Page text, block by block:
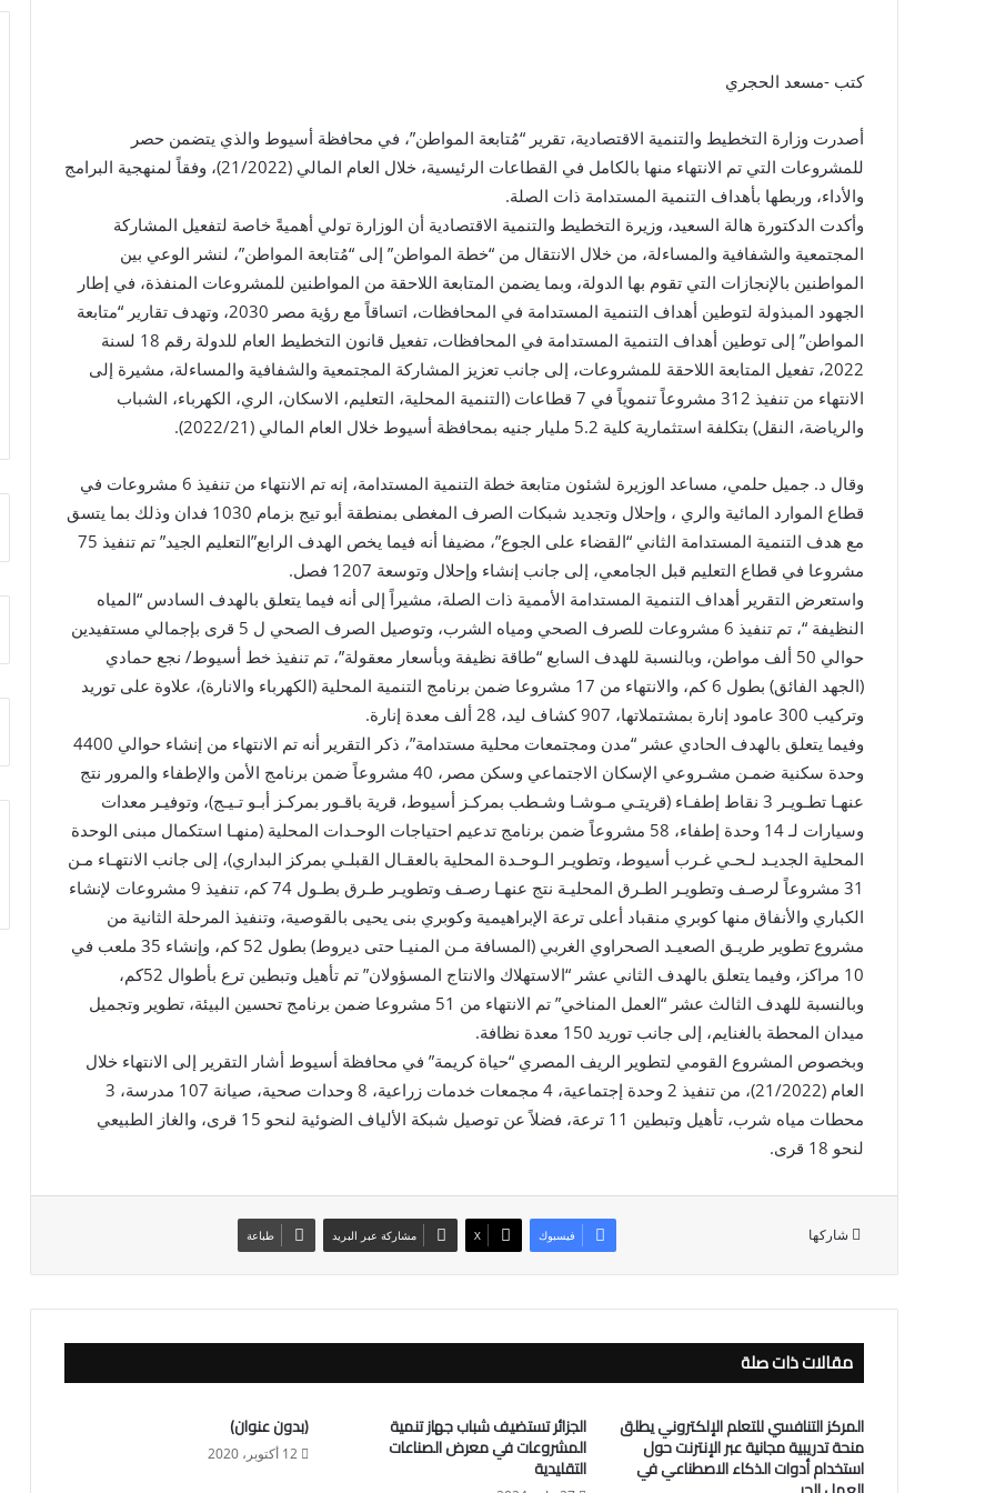
كتب -مسعد الحجري
أصدرت وزارة التخطيط والتنمية الاقتصادية، تقرير “مُتابعة المواطن”، في محافظة أسيوط والذي يتضمن حصر
للمشروعات التي تم الانتهاء منها بالكامل في القطاعات الرئيسية، خلال العام المالي (21/2022)، وفقاً لمنهجية البرامج
والأداء، وربطها بأهداف التنمية المستدامة ذات الصلة.
وأكدت الدكتورة هالة السعيد، وزيرة التخطيط والتنمية الاقتصادية أن الوزارة تولي أهميةً خاصة لتفعيل المشاركة
المجتمعية والشفافية والمساءلة، من خلال الانتقال من “خطة المواطن” إلى “مُتابعة المواطن”، لنشر الوعي بين
المواطنين بالإنجازات التي تقوم بها الدولة، وبما يضمن المتابعة اللاحقة من المواطنين للمشروعات المنفذة، في إطار
الجهود المبذولة لتوطين أهداف التنمية المستدامة في المحافظات، اتساقاً مع رؤية مصر 2030، وتهدف تقارير “متابعة
المواطن” إلى توطين أهداف التنمية المستدامة في المحافظات، تفعيل قانون التخطيط العام للدولة رقم 18 لسنة
2022، تفعيل المتابعة اللاحقة للمشروعات، إلى جانب تعزيز المشاركة المجتمعية والشفافية والمساءلة، مشيرة إلى
الانتهاء من تنفيذ 312 مشروعاً تنموياً في 7 قطاعات (التنمية المحلية، التعليم، الاسكان، الري، الكهرباء، الشباب
والرياضة، النقل) بتكلفة استثمارية كلية 5.2 مليار جنيه بمحافظة أسيوط خلال العام المالي (2022/21).
وقال د. جميل حلمي، مساعد الوزيرة لشئون متابعة خطة التنمية المستدامة، إنه تم الانتهاء من تنفيذ 6 مشروعات في
قطاع الموارد المائية والري ، وإحلال وتجديد شبكات الصرف المغطى بمنطقة أبو تيج بزمام 1030 فدان وذلك بما يتسق
مع هدف التنمية المستدامة الثاني “القضاء على الجوع”، مضيفا أنه فيما يخص الهدف الرابع”التعليم الجيد” تم تنفيذ 75
مشروعا في قطاع التعليم قبل الجامعي، إلى جانب إنشاء وإحلال وتوسعة 1207 فصل.
واستعرض التقرير أهداف التنمية المستدامة الأممية ذات الصلة، مشيراً إلى أنه فيما يتعلق بالهدف السادس “المياه
النظيفة “، تم تنفيذ 6 مشروعات للصرف الصحي ومياه الشرب، وتوصيل الصرف الصحي ل 5 قرى بإجمالي مستفيدين
حوالي 50 ألف مواطن، وبالنسبة للهدف السابع “طاقة نظيفة وبأسعار معقولة”، تم تنفيذ خط أسيوط/ نجع حمادي
(الجهد الفائق) بطول 6 كم، والانتهاء من 17 مشروعا ضمن برنامج التنمية المحلية (الكهرباء والانارة)، علاوة على توريد
وتركيب 300 عامود إنارة بمشتملاتها، 907 كشاف ليد، 28 ألف معدة إنارة.
وفيما يتعلق بالهدف الحادي عشر “مدن ومجتمعات محلية مستدامة”، ذكر التقرير أنه تم الانتهاء من إنشاء حوالي 4400
وحدة سكنية ضمـن مشـروعي الإسكان الاجتماعي وسكن مصر، 40 مشروعاً ضمن برنامج الأمن والإطفاء والمرور نتج
عنهـا تطـويـر 3 نقاط إطفـاء (قريتـي مـوشـا وشـطب بمركـز أسيوط، قرية باقـور بمركـز أبـو تـيـج)، وتوفيـر معدات
وسيارات لـ 14 وحدة إطفاء، 58 مشروعاً ضمن برنامج تدعيم احتياجات الوحـدات المحلية (منهـا استكمال مبنى الوحدة
المحلية الجديـد لـحـي غـرب أسيوط، وتطويـر الـوحـدة المحلية بالعقـال القبلـي بمركز البداري)، إلى جانب الانتهـاء مـن
31 مشروعاً لرصـف وتطويـر الطـرق المحليـة نتج عنهـا رصـف وتطويـر طـرق بطـول 74 كم، تنفيذ 9 مشروعات لإنشاء
الكباري والأنفاق منها كوبري منقباد أعلى ترعة الإبراهيمية وكوبري بنى يحيى بالقوصية، وتنفيذ المرحلة الثانية من
مشروع تطوير طريـق الصعيـد الصحراوي الغربي (المسافة مـن المنيـا حتى ديروط) بطول 52 كم، وإنشاء 35 ملعب في
10 مراكز، وفيما يتعلق بالهدف الثاني عشر “الاستهلاك والانتاج المسؤولان” تم تأهيل وتبطين ترع بأطوال 52كم،
وبالنسبة للهدف الثالث عشر “العمل المناخي” تم الانتهاء من 51 مشروعا ضمن برنامج تحسين البيئة، تطوير وتجميل
ميدان المحطة بالغنايم، إلى جانب توريد 150 معدة نظافة.
وبخصوص المشروع القومي لتطوير الريف المصري “حياة كريمة” في محافظة أسيوط أشار التقرير إلى الانتهاء خلال
العام (21/2022)، من تنفيذ 2 وحدة إجتماعية، 4 مجمعات خدمات زراعية، 8 وحدات صحية، صيانة 107 مدرسة، 3
محطات مياه شرب، تأهيل وتبطين 11 ترعة، فضلاً عن توصيل شبكة الألياف الضوئية لنحو 15 قرى، والغاز الطبيعي
لنحو 18 قرى.
شاركها فيسبوك X مشاركة عبر البريد طباعة
مقالات ذات صلة
المركز التنافسي للتعلم الإلكتروني يطلق
منحة تدريبية مجانية عبر الإنترنت حول
استخدام أدوات الذكاء الاصطناعي في
الجزائر تستضيف شباب جهاز تنمية
المشروعات في معرض الصناعات
التقليدية
(بدون عنوان)
12 أكتوبر، 2020